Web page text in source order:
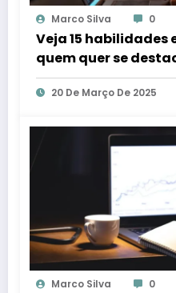
Marco Silva 0
Veja 15 habilidades
quem quer se
20 De Março De 2025
Marco Silva 0